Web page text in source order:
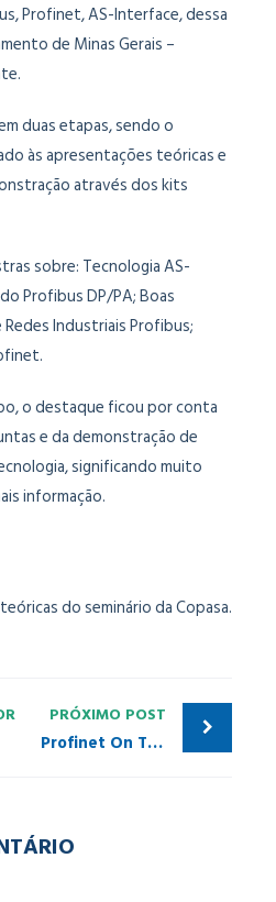
Profinet, AS-Interface, dessa
de Minas Gerais –
duas etapas, sendo o
às apresentações teóricas e
através dos kits
sobre: Tecnologia AS-
Profibus DP/PA; Boas
Industriais Profibus;
o destaque ficou por conta
e da demonstração de
significando muito
informação.
do seminário da Copasa.
PRÓXIMO POST
Profinet On The Road oficial em Belo Horizonte